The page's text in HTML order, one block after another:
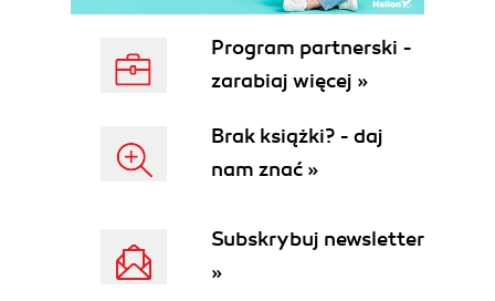
Program partnerski -
zarabiaj więcej »
Brak książki? - daj
nam znać »
Subskrybuj newsletter
»